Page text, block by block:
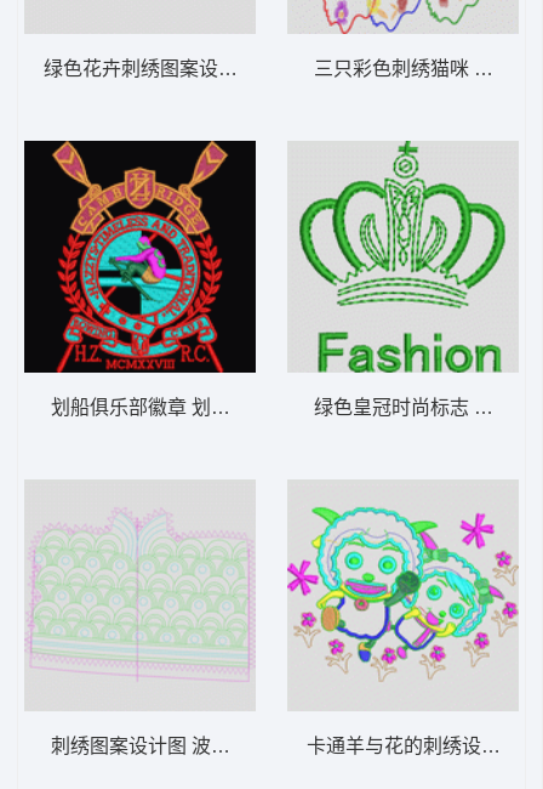
绿色花卉刺绣图案设计 简单花条裙
划船俱乐部徽章 划船章仔
刺绣图案设计图 波浪单针
三只彩色刺绣猫咪 猫女士
绿色皇冠时尚标志 皇冠
卡通羊与花的刺绣设计 喜